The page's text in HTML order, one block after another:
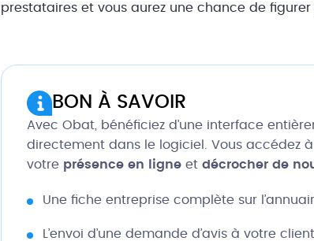
prestataires et vous aurez une chance de
BON À SAVOIR
Avec Obat, bénéficiez d’une interface
directement dans le logiciel. Vous accédez
votre présence en ligne et décrocher de
Une fiche entreprise complète sur
L’envoi d’une demande d’avis à votre